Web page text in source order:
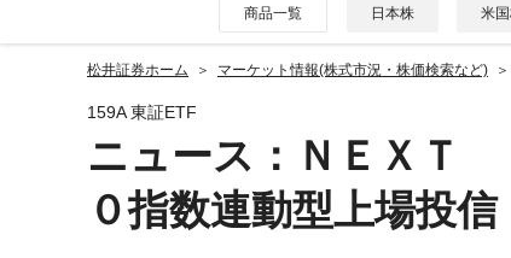
商品一覧 日本株 米
松井証券ホーム マーケット情報(株式市況・株価検索など)
159A 東証ETF
ニュース ：ＮＥＸＴ
０指数連動型上場投信